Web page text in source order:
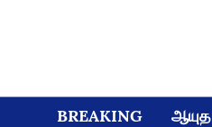
BREAKING ஆயுத